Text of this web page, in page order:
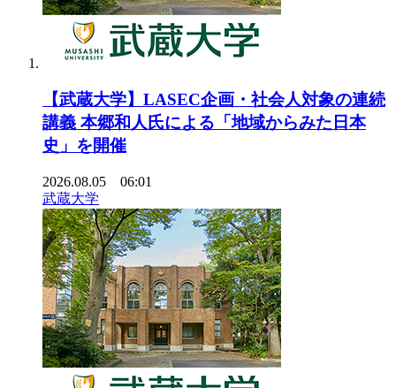
【武蔵大学】LASEC企画・社会人対象の連続
講義 本郷和人氏による「地域からみた日本
史」を開催
2026.08.05 06:01
武蔵大学